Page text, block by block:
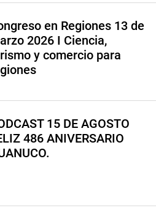
en Regiones 13 de
2026 I Ciencia,
y comercio para
15 DE AGOSTO
486 ANIVERSARIO